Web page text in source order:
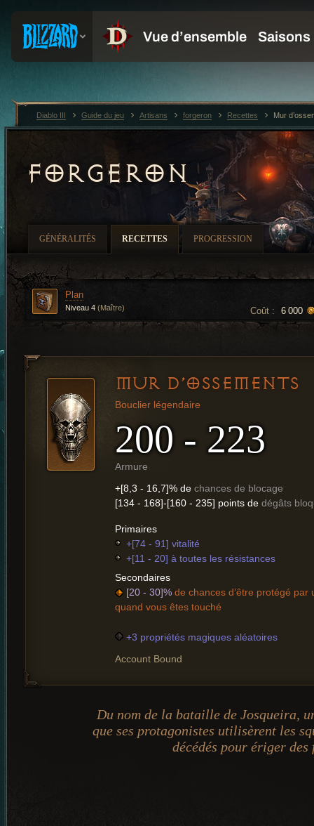
FORGERON
GÉNÉRALITÉS RECETTES PROGRESSION
Coût : 6 000
Plan
Niveau 4 (Maître)
MUR D’OSSEMENTS
Bouclier légendaire
200 - 223
Armure
+[8,3 - 16,7]% de chances de blocage
[134 - 168]-[160 - 235] points de dégâts
Primaires
+[74 - 91] vitalité
+[11 - 20] à toutes les résistances
Secondaires
[20 - 30]% de chances d’être protégé par
quand vous êtes touché
+3 propriétés magiques aléatoires
Account Bound
Du nom de la bataille de Josqueira,
que ses protagonistes utilisèrent les
décédés pour ériger
Diablo III Guide du jeu Artisans forgeron Recettes Mur